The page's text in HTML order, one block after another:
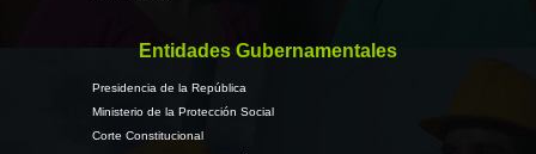
Entidades Gubernamentales
Presidencia de la República
Ministerio de la Protección Social
Corte Constitucional